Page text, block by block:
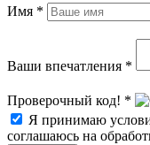
Имя *
Ваши впечатления *
Проверочный код! *
Я принимаю
соглашаюсь на